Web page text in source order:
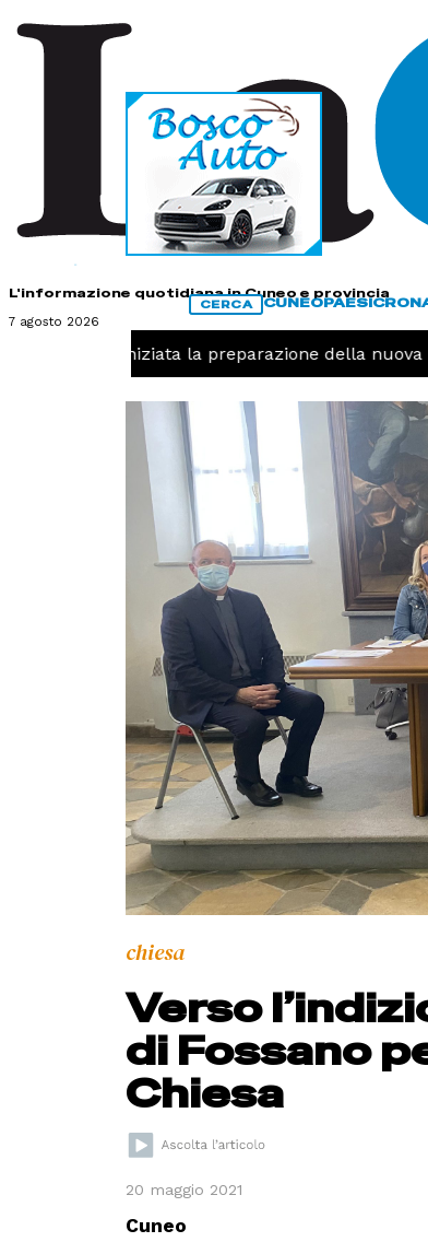
L'informazione quotidiana in Cuneo e provincia
7 agosto 2026
CERCA CUNEOPAESI
Pallavolo, iniziata la preparazione della nuova
chiesa
Verso
di Fossano
Chiesa
20 maggio 2021
Cuneo